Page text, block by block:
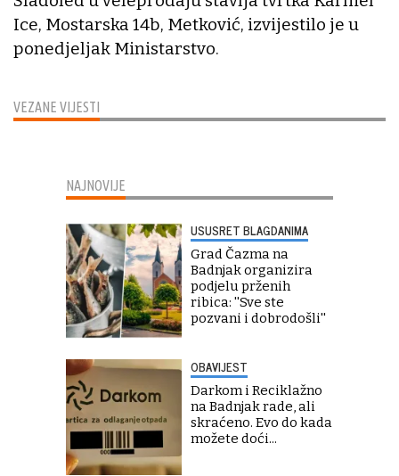
VEZANE VIJESTI
Ice, Mostarska 14b, Metković, izvijestilo je u
ponedjeljak Ministarstvo.
NAJNOVIJE
USUSRET BLAGDANIMA
Grad Čazma na
Badnjak organizira
podjelu prženih
ribica: ''Sve ste
pozvani i dobrodošli''
OBAVIJEST
Darkom i Reciklažno
na Badnjak rade, ali
skraćeno. Evo do kada
možete doći...